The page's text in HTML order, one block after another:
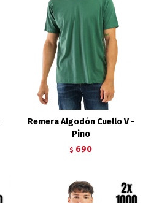
Remera Algodón Cuello V -
Pino
$ 690